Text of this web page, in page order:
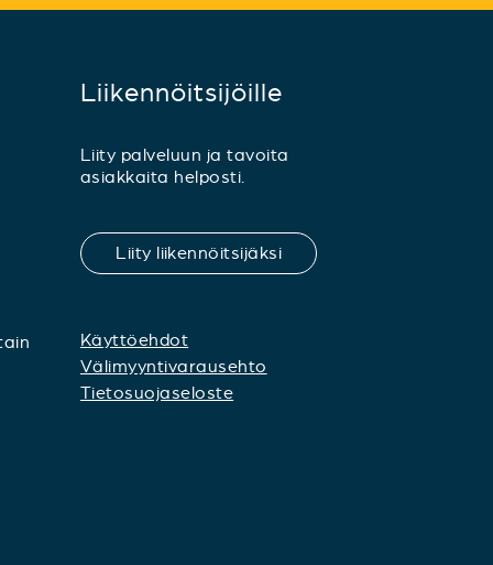
Liikennöitsijöille
Liity palveluun ja tavoita
asiakkaita helposti.
Liity liikennöitsijäksi
Käyttöehdot
Välimyyntivarausehto
Tietosuojaseloste